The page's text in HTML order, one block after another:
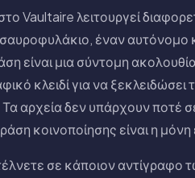
Vaultaire λειτουργεί
έναν
είναι μια σύντομη
κλειδί για να
αρχεία δεν υπάρχουν ποτέ
κοινοποίησης είναι η μόνη
σε κάποιον αντίγραφο